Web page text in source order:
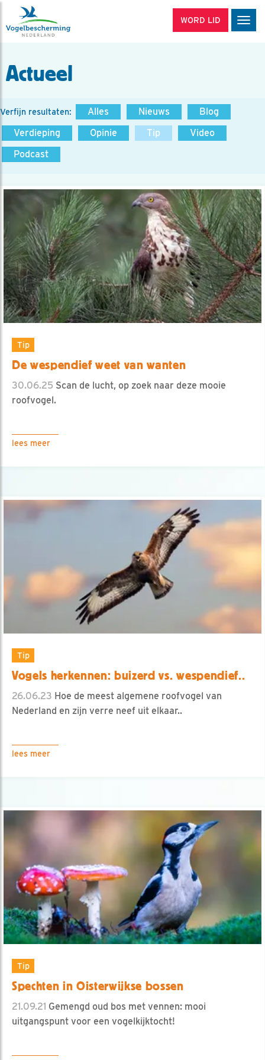
WORD LID
Actueel
Verfijn resultaten: Alles Nieuws
Blog
Verdieping
Opinie Tip
Video
Podcast
Tip
De wespendief weet van wanten
30.06.25 Scan de lucht, op zoek naar deze mooie
roofvogel.
lees meer
Tip
Vogels herkennen: buizerd vs. wespendief..
26.06.23 Hoe de meest algemene roofvogel van
Nederland en zijn verre neef uit elkaar..
lees meer
Tip
Spechten in Oisterwijkse bossen
21.09.21 Gemengd oud bos met vennen: mooi
uitgangspunt voor een vogelkijktocht!